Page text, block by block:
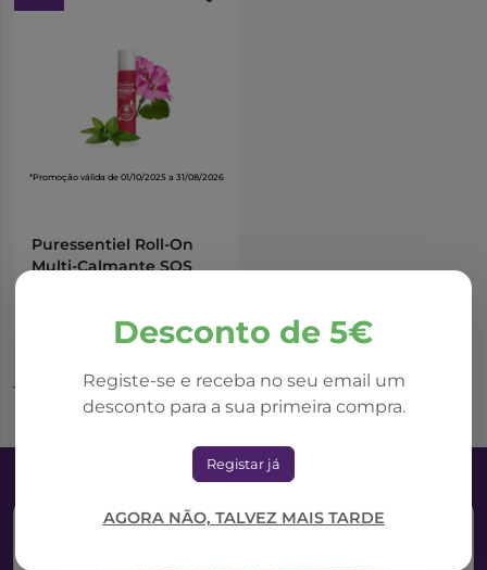
*Teste de uso sob controle dermatológico - 20
**Óleos vegetais obtidos por maceração das flores de
Calêndula bio (Calendula officinalis) e Camomila bio
(Chamomilla COMPLEXO reticutita) em óleo de
Girassol.
Desconto de 5€
Registe-se e receba no seu email um
desconto para a sua primeira compra.
Registar já
AGORA NÃO, TALVEZ MAIS TARDE
*Promoção válida de 01/10/2025 a 31/08/2026
Puressentiel Roll-On
Multi-Calmante SOS
10,46€